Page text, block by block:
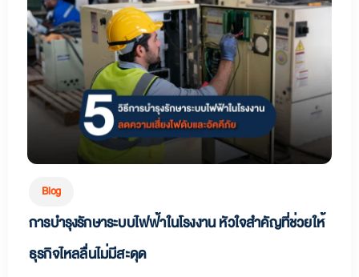
Blog
การบำรุงรักษาระบบไฟฟ้าในโรงงาน หัวใจสำคัญที่ช่วยให้
ธุรกิจไหลลื่นไม่มีสะดุด